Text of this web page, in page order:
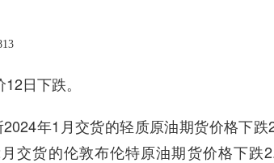
日下跌。
年1月交货的轻质原油期货价格下跌
交货的伦敦布伦特原油期货价格下跌